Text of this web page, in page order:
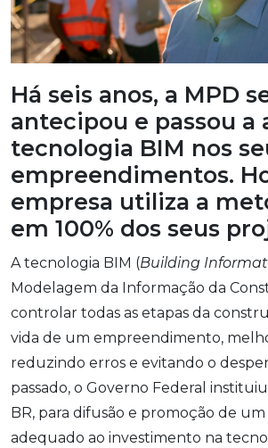
Há seis anos, a MPD
antecipou e passou a
tecnologia BIM nos
empreendimentos.
empresa utiliza a
em 100% dos seus
A tecnologia BIM (Building
Modelagem da Informação da
controlar todas as etapas da
vida de um empreendimento,
reduzindo erros e evitando o
passado, o Governo Federal
BR, para difusão e promoção de
adequado ao investimento na